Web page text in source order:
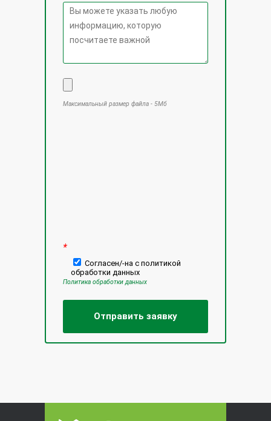
Максимальный размер файла - 5Мб
*
Согласен/-на с политикой
обработки данных
Политика обработки данных